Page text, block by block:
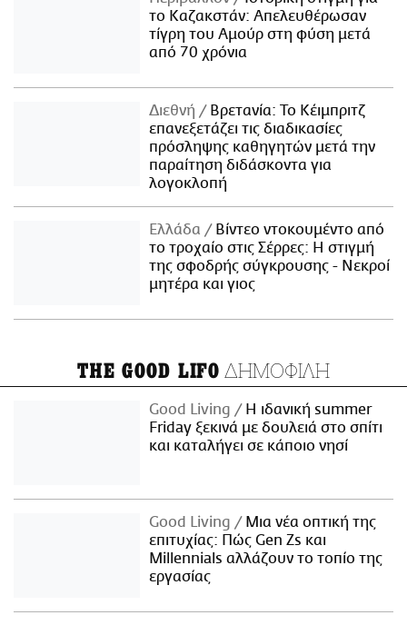
το Καζακστάν: Απελευθέρωσαν
τίγρη του Αμούρ στη φύση μετά
από 70 χρόνια
Διεθνή
Βρετανία: Το Κέιμπριτζ
επανεξετάζει τις διαδικασίες
πρόσληψης καθηγητών μετά την
παραίτηση διδάσκοντα για
λογοκλοπή
Ελλάδα
Βίντεο ντοκουμέντο από
το τροχαίο στις Σέρρες: Η στιγμή
της σφοδρής σύγκρουσης - Νεκροί
μητέρα και γιος
THE GOOD LIFO ΔΗΜΟΦΙΛΗ
Good Living
Η ιδανική summer
Friday ξεκινά με δουλειά στο σπίτι
και καταλήγει σε κάποιο νησί
Good Living
Μια νέα οπτική της
επιτυχίας: Πώς Gen Zs και
Millennials αλλάζουν το τοπίο της
εργασίας